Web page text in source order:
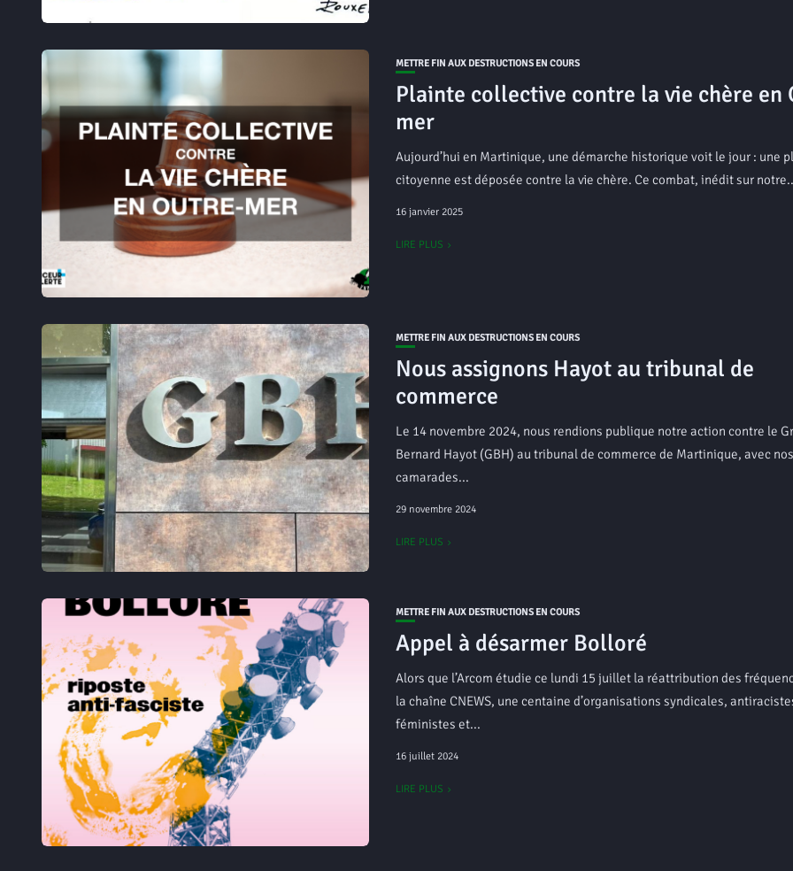
METTRE FIN AUX DESTRUCTIONS EN COURS
Plainte collective contre la vie chère en
mer
Aujourd’hui en Martinique, une démarche historique voit le jour : une
citoyenne est déposée contre la vie chère. Ce combat, inédit sur
16 janvier 2025
LIRE PLUS
METTRE FIN AUX DESTRUCTIONS EN COURS
Nous assignons Hayot au tribunal de
commerce
Le 14 novembre 2024, nous rendions publique notre action contre le
Bernard Hayot (GBH) au tribunal de commerce de Martinique, avec nos
camarades...
29 novembre 2024
LIRE PLUS
METTRE FIN AUX DESTRUCTIONS EN COURS
Appel à désarmer Bolloré
Alors que l’Arcom étudie ce lundi 15 juillet la réattribution des
la chaîne CNEWS, une centaine d’organisations syndicales,
féministes et...
16 juillet 2024
LIRE PLUS